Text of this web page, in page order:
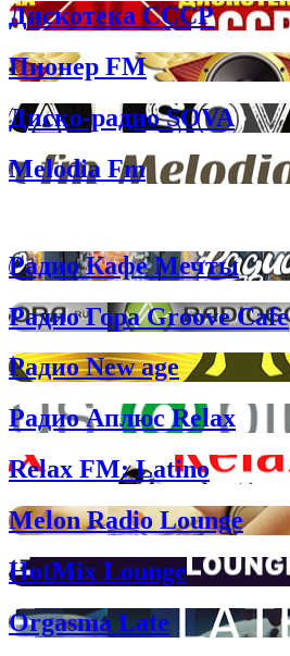
Дискотека СССР
Пионер FM
Диско-радио SOVA
Melodia Fm
Радио Кафе Мечты
Радио Гора Groove Cafe
Радио New age
Радио Аплюс Relax
Relax FM: Latino
Melon Radio Lounge
HotMix Lounge
Orgasma Late